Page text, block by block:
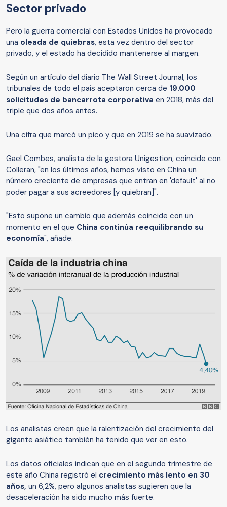
Sector privado
Pero la guerra comercial con Estados Unidos ha provocado
una oleada de quiebras, esta vez dentro del sector
privado, y el estado ha decidido mantenerse al margen.
Según un artículo del diario The Wall Street Journal, los
tribunales de todo el país aceptaron cerca de 19.000
solicitudes de bancarrota corporativa en 2018, más del
triple que dos años antes.
Una cifra que marcó un pico y que en 2019 se ha suavizado.
Gael Combes, analista de la gestora Unigestion, coincide con
Colleran, "en los últimos años, hemos visto en China un
número creciente de empresas que entran en 'default' al no
poder pagar a sus acreedores [y quiebran]".
"Esto supone un cambio que además coincide con un
momento en el que China continúa reequilibrando su
economía", añade.
Los analistas creen que la ralentización del crecimiento del
gigante asiático también ha tenido que ver en esto.
Los datos oficiales indican que en el segundo trimestre de
este año China registró el crecimiento más lento en 30
años, un 6,2%, pero algunos analistas sugieren que la
desaceleración ha sido mucho más fuerte.